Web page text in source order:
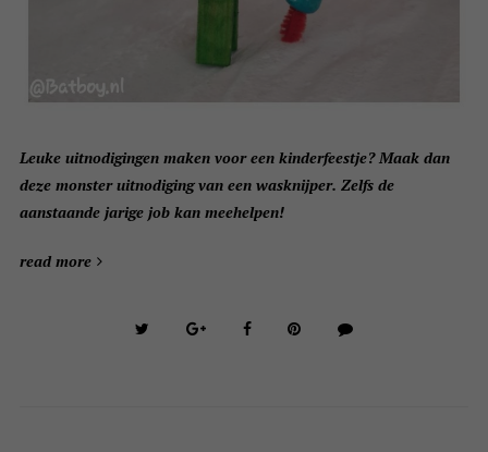
Leuke uitnodigingen maken voor een kinderfeestje? Maak dan
deze monster uitnodiging van een wasknijper. Zelfs de
aanstaande jarige job kan meehelpen!
read more